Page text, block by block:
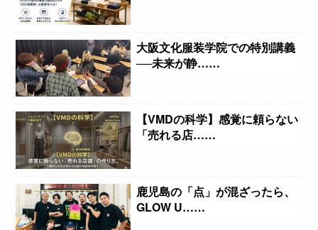
大阪文化服装学院での特別講義
──未来が静……
【VMDの科学】感覚に頼らない
「売れる店……
鹿児島の「点」が混ざったら、
GLOW U……